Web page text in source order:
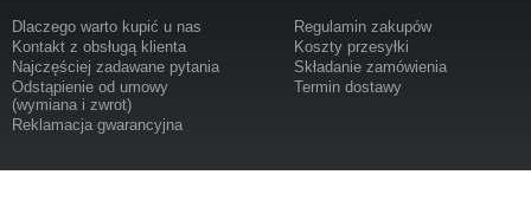
Dlaczego warto kupić u nas
Kontakt z obsługą klienta
Najczęściej zadawane pytania
Odstąpienie od umowy
(wymiana i zwrot)
Reklamacja gwarancyjna
Regulamin zakupów
Koszty przesyłki
Składanie zamówienia
Termin dostawy